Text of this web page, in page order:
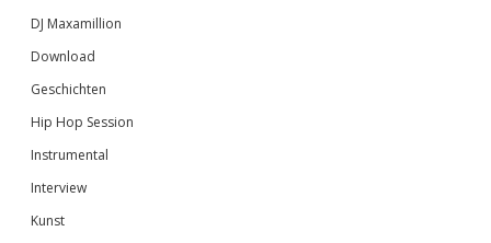
DJ Maxamillion
Download
Geschichten
Hip Hop Session
Instrumental
Interview
Kunst